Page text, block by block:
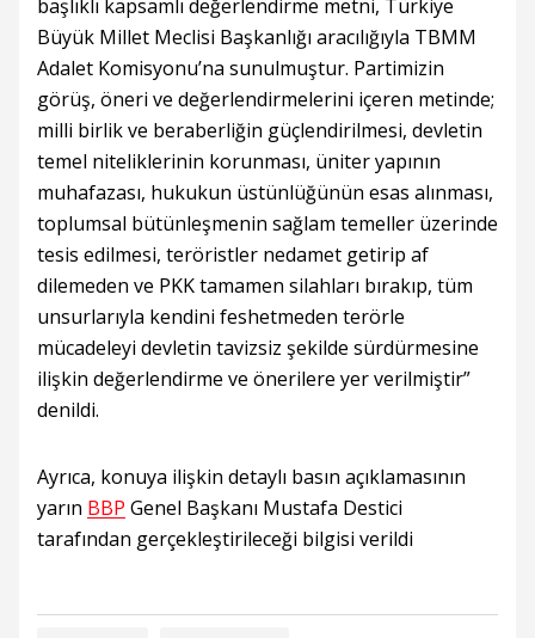
başlıklı kapsamlı değerlendirme metni, Türkiye
Büyük Millet Meclisi Başkanlığı aracılığıyla TBMM
Adalet Komisyonu’na sunulmuştur. Partimizin
görüş, öneri ve değerlendirmelerini içeren metinde;
milli birlik ve beraberliğin güçlendirilmesi, devletin
temel niteliklerinin korunması, üniter yapının
muhafazası, hukukun üstünlüğünün esas alınması,
toplumsal bütünleşmenin sağlam temeller üzerinde
tesis edilmesi, teröristler nedamet getirip af
dilemeden ve PKK tamamen silahları bırakıp, tüm
unsurlarıyla kendini feshetmeden terörle
mücadeleyi devletin tavizsiz şekilde sürdürmesine
ilişkin değerlendirme ve önerilere yer verilmiştir”
denildi.
Ayrıca, konuya ilişkin detaylı basın açıklamasının
yarın BBP Genel Başkanı Mustafa Destici
tarafından gerçekleştirileceği bilgisi verildi